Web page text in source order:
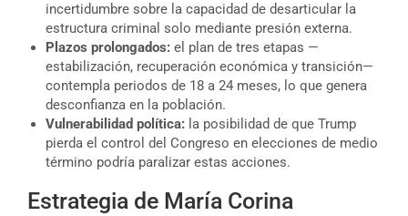
incertidumbre sobre la capacidad de desarticular la
estructura criminal solo mediante presión externa.
Plazos prolongados: el plan de tres etapas —
estabilización, recuperación económica y transición—
contempla periodos de 18 a 24 meses, lo que genera
desconfianza en la población.
Vulnerabilidad política: la posibilidad de que Trump
pierda el control del Congreso en elecciones de medio
término podría paralizar estas acciones.
Estrategia de María Corina